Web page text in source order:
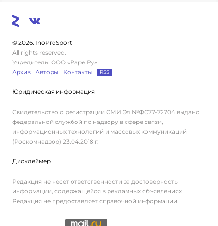
© 2026. InoProSport
All rights reserved.
Учредитель: ООО «Раре.Ру»
Архив
Авторы Контакты RSS
Юридическая информация
Свидетельство о регистрации СМИ Эл №ФС77-72704 выдано
федеральной службой по надзору в сфере связи,
информационных технологий и массовых коммуникаций
(Роскомнадзор) 23.04.2018 г.
Дисклеймер
Редакция не несет ответственности за достоверность
информации, содержащейся в рекламных объявлениях.
Редакция не предоставляет справочной информации.